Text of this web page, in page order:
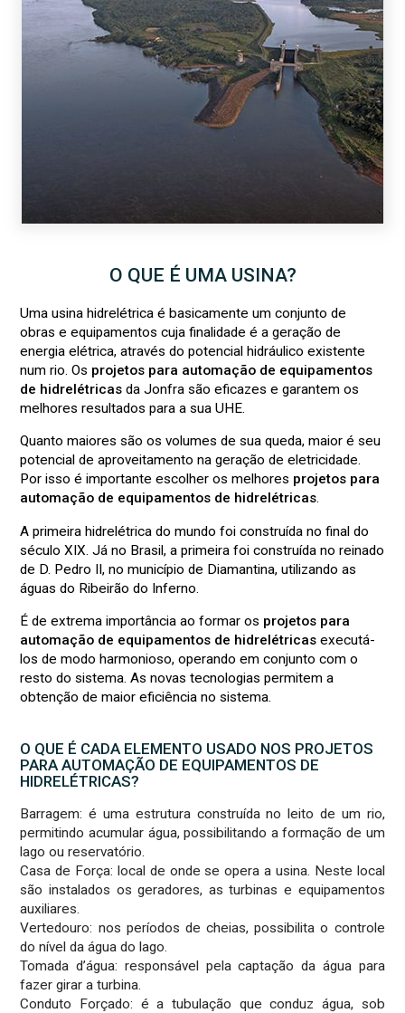
O QUE É UMA USINA?
Uma usina hidrelétrica é basicamente um conjunto de
obras e equipamentos cuja finalidade é a geração de
energia elétrica, através do potencial hidráulico existente
num rio. Os projetos para automação de equipamentos
de hidrelétricas da Jonfra são eficazes e garantem os
melhores resultados para a sua UHE.
Quanto maiores são os volumes de sua queda, maior é seu
potencial de aproveitamento na geração de eletricidade.
Por isso é importante escolher os melhores projetos para
automação de equipamentos de hidrelétricas.
A primeira hidrelétrica do mundo foi construída no final do
século XIX. Já no Brasil, a primeira foi construída no reinado
de D. Pedro II, no município de Diamantina, utilizando as
águas do Ribeirão do Inferno.
É de extrema importância ao formar os projetos para
automação de equipamentos de hidrelétricas executá-
los de modo harmonioso, operando em conjunto com o
resto do sistema. As novas tecnologias permitem a
obtenção de maior eficiência no sistema.
O QUE É CADA ELEMENTO USADO NOS PROJETOS
PARA AUTOMAÇÃO DE EQUIPAMENTOS DE
HIDRELÉTRICAS?
Barragem: é uma estrutura construída no leito de um rio,
permitindo acumular água, possibilitando a formação de um
lago ou reservatório.
Casa de Força: local de onde se opera a usina. Neste local
são instalados os geradores, as turbinas e equipamentos
auxiliares.
Vertedouro: nos períodos de cheias, possibilita o controle
do nível da água do lago.
Tomada d’água: responsável pela captação da água para
fazer girar a turbina.
Conduto Forçado: é a tubulação que conduz água, sob